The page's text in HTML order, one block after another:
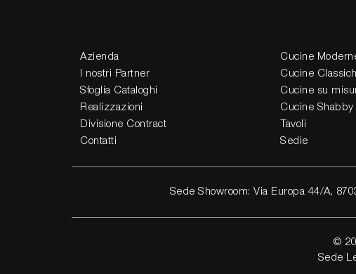
Azienda
I nostri Partner
Sfoglia Cataloghi
Realizzazioni
Divisione Contract
Contatti
Cucine
Cucine
Cucine su
Cucine Shabby
Tavoli
Sedie
Sede Showroom: Via Europa 44/A,
©
Sede